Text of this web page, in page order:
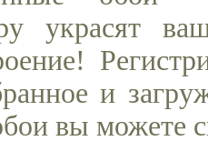
украсят
и
вы можете